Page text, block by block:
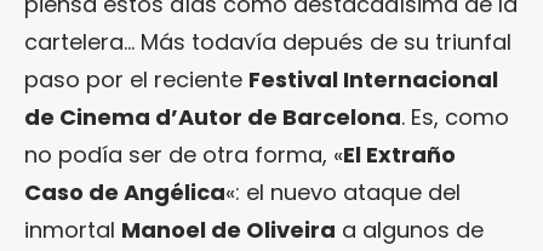
cartelera… Más todavía depués de su triunfal
paso por el reciente Festival Internacional
de Cinema d’Autor de Barcelona. Es, como
no podía ser de otra forma, «El Extraño
Caso de Angélica«: el nuevo ataque del
inmortal Manoel de Oliveira a algunos de